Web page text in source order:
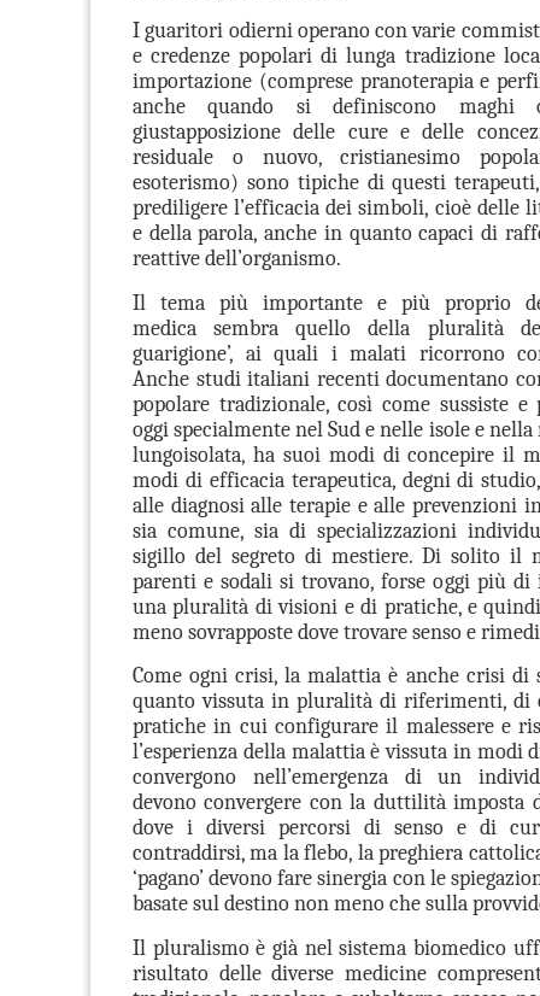
I guaritori odierni operano con varie
e credenze popolari di lunga tradizione
importazione (comprese pranoterapia e
anche quando si definiscono maghi
giustapposizione delle cure e delle
residuale o nuovo, cristianesimo
esoterismo) sono tipiche di questi
prediligere l’efficacia dei simboli, cioè delle
e della parola, anche in quanto capaci di
reattive dell’organismo.
Il tema più importante e più proprio
medica sembra quello della pluralità
guarigione’, ai quali i malati ricorrono
Anche studi italiani recenti documentano
popolare tradizionale, così come sussiste e
oggi specialmente nel Sud e nelle isole e
lungoisolata, ha suoi modi di concepire il
modi di efficacia terapeutica, degni di
alle diagnosi alle terapie e alle prevenzioni
sia comune, sia di specializzazioni
sigillo del segreto di mestiere. Di solito il
parenti e sodali si trovano, forse oggi più
una pluralità di visioni e di pratiche, e
meno sovrapposte dove trovare senso e
Come ogni crisi, la malattia è anche crisi di
quanto vissuta in pluralità di riferimenti, di
pratiche in cui configurare il malessere e
l’esperienza della malattia è vissuta in modi
convergono nell’emergenza di un
devono convergere con la duttilità imposta
dove i diversi percorsi di senso e di
contraddirsi, ma la flebo, la preghiera
‘pagano’ devono fare sinergia con le
basate sul destino non meno che sulla
Il pluralismo è già nel sistema biomedico
risultato delle diverse medicine